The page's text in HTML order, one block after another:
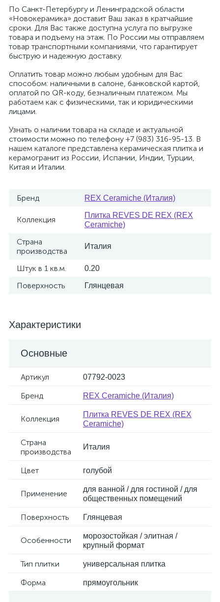
По Санкт-Петербургу и Ленинградской области
«Новокерамика» доставит Ваш заказ в кратчайшие
сроки. Для Вас также доступна услуга по выгрузке
товара и подъему на этаж. По России мы отправляем
товар транспортными компаниями, что гарантирует
быструю и надежную доставку.
Оплатить товар можно любым удобным для Вас
способом: наличными в салоне, банковской картой,
оплатой по QR-коду, безналичным платежом. Мы
работаем как с физическими, так и юридическими
лицами.
Узнать о наличии товара на складе и актуальной
стоимости можно по телефону +7 (983) 316-95-13. В
нашем каталоге представлена керамическая плитка и
керамогранит из России, Испании, Индии, Турции,
Китая и Италии.
Бренд REX Ceramiche (Италия)
Коллекция
Плитка REVES DE REX (REX
Ceramiche)
Страна
производства
Италия
Штук в 1 кв.м. 0.20
Поверхность Глянцевая
Характеристики
Основные
Артикул 07792-0023
Бренд REX Ceramiche (Италия)
Коллекция
Плитка REVES DE REX (REX
Ceramiche)
Страна
производства
Италия
Цвет голубой
Применение
для ванной / для гостиной / для
общественных помещений
Поверхность Глянцевая
Особенности
морозостойкая / элитная /
крупный формат
Тип плитки универсальная плитка
Форма прямоугольник